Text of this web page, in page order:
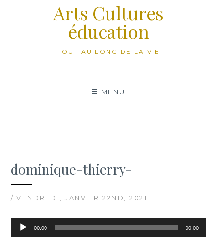
Arts Cultures
éducation
TOUT AU LONG DE LA VIE
MENU
dominique-thierry-
/ VENDREDI, JANVIER 22ND, 2021
Lecteur
audio
00:00 00:00